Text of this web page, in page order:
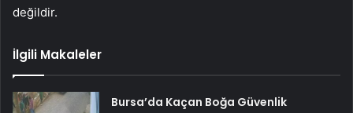
değildir.
İlgili Makaleler
Bursa’da Kaçan Boğa Güvenlik